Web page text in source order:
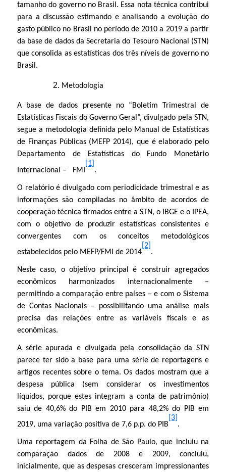
tamanho do governo no Brasil. Essa nota técnica contribui
para a discussão estimando e analisando a evolução do
gasto público no Brasil no período de 2010 a 2019 a partir
da base de dados da Secretaria do Tesouro Nacional (STN)
que consolida as estatísticas dos três níveis de governo no
Brasil.
Metodologia
A base de dados presente no “Boletim Trimestral de
Estatísticas Fiscais do Governo Geral”, divulgado pela STN,
segue a metodologia definida pelo Manual de Estatísticas
de Finanças Públicas (MEFP 2014), que é elaborado pelo
Departamento de Estatísticas do Fundo Monetário
Internacional – FMI
[1]
.
O relatório é divulgado com periodicidade trimestral e as
informações são compiladas no âmbito de acordos de
cooperação técnica firmados entre a STN, o IBGE e o IPEA,
com o objetivo de produzir estatísticas consistentes e
convergentes com os conceitos metodológicos
estabelecidos pelo MEFP/FMI de 2014
[2]
.
Neste caso, o objetivo principal é construir agregados
econômicos harmonizados internacionalmente –
permitindo a comparação entre países – e com o Sistema
de Contas Nacionais – possibilitando uma análise mais
precisa das relações entre as variáveis fiscais e as
econômicas.
A série apurada e divulgada pela consolidação da STN
parece ter sido a base para uma série de reportagens e
artigos recentes sobre o tema. Os dados mostram que a
despesa pública (sem considerar os investimentos
líquidos, porque estes integram a conta de patrimônio)
saiu de 40,6% do PIB em 2010 para 48,2% do PIB em
2019, uma variação positiva de 7,6 p.p. do PIB
[3]
.
Uma reportagem da Folha de São Paulo, que incluiu na
comparação dados de 2008 e 2009, concluiu,
inicialmente, que as despesas cresceram impressionantes